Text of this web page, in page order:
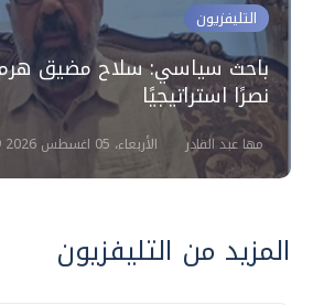
التليفزيون
باحث سياسي: سلاح مضيق هرمز
نصرًا استراتيجيًا
مها عبد القادر الأربعاء، 05 اغسطس 2026 05:29 ص
المزيد من التليفزيون